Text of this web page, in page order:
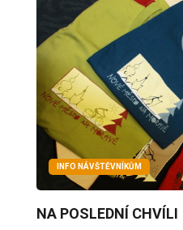
INFO NÁVŠTĚVNÍKŮM
NA POSLEDNÍ CHVÍLI